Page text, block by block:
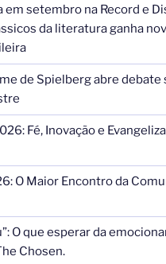
em setembro na Record e
da literatura ganha
de Spielberg abre debate
Fé, Inovação e
O Maior Encontro da
O que esperar da
Chosen.